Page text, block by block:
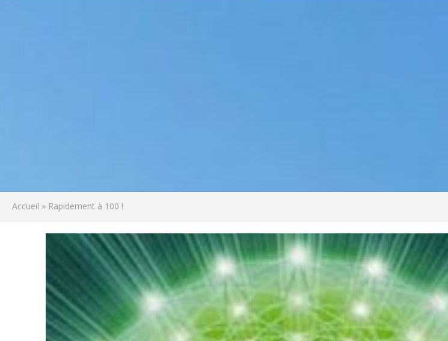
Accueil » Rapidement à 100 !